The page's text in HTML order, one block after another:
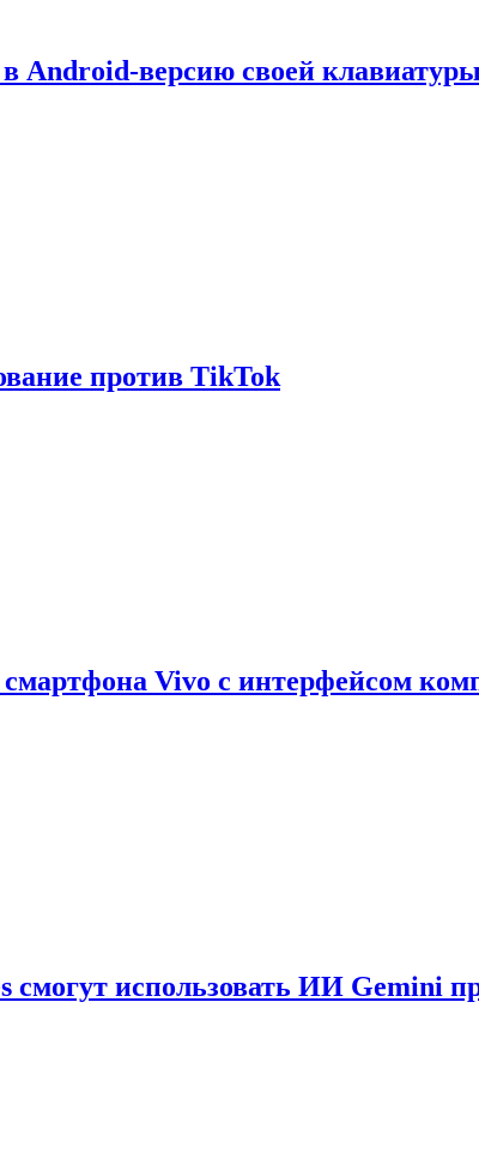
Android-версию своей
против TikTok
Vivo с интерфейсом
смогут использовать ИИ Gemini